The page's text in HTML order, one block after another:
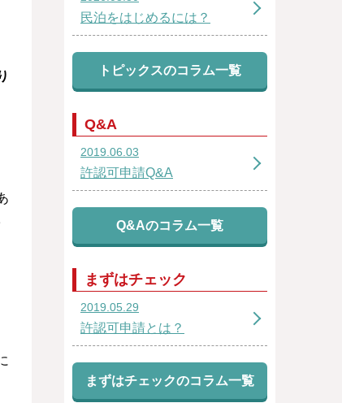
民泊をはじめるには？
トピックスのコラム一覧
Q&A
2019.06.03
許認可申請Q&A
Q&Aのコラム一覧
まずはチェック
2019.05.29
許認可申請とは？
まずはチェックのコラム一覧